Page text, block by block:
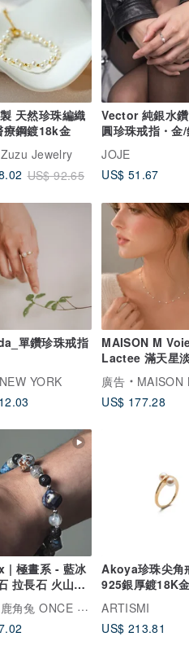
天然珍珠編織
療鋼鍍18k金
Zuzu Jewelry
US$ 92.65
Vector 純銀水
圓珍珠戒指・金
JOJE
US$ 51.67
單鑽珍珠戒指
YORK
MAISON M
Lactee 滿天星
項鏈 金
廣告
MAISON
US$ 177.28
| 極晝系 - 藍冰
拉長石 火山岩
慧
鹿角兔 ONCE UPON A TIME
Akoya珍珠尖角
925銀厚鍍18K金
Rosette Pearl
ARTISMI
US$ 213.81